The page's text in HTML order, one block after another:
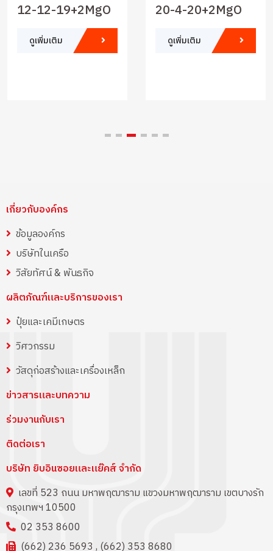
12-12-19+2MgO
ดูเพิ่มเติม
20-4-20+2MgO
ดูเพิ่มเติม
เกี่ยวกับองค์กร
ข้อมูลองค์กร
บริษัทในเครือ
วิสัยทัศน์ & พันธกิจ
ผลิตภัณฑ์และบริการของเรา
ปุ๋ยและเคมีเกษตร
วิศวกรรม
วัสดุก่อสร้างและเครื่องเหล็ก
ข่าวสารและบทความ
ร่วมงานกับเรา
ติดต่อเรา
บริษัท ยิบอินซอยและแย๊คส์ จำกัด
เลขที่ 523 ถนน มหาพฤฒาราม แขวงมหาพฤฒาราม เขตบางรัก
กรุงเทพฯ 10500
02 353 8600
(662) 236 5693 , (662) 353 8680